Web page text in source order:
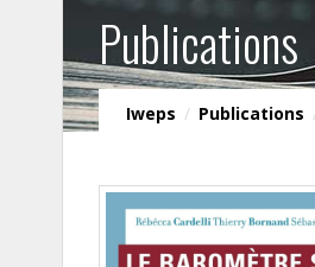
Publications
Iweps / Publications